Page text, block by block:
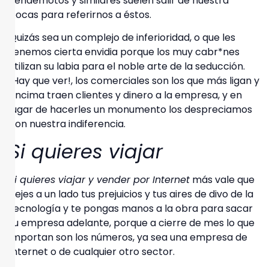
bocas para referirnos a éstos.
Quizás sea un complejo de inferioridad, o que les
tenemos cierta envidia porque los muy cabr*nes
utilizan su labia para el noble arte de la seducción.
¡Hay que ver!, los comerciales son los que más ligan y
encima traen clientes y dinero a la empresa, y en
lugar de hacerles un monumento los despreciamos
con nuestra indiferencia.
Si quieres viajar
Si quieres viajar y vender por Internet más vale que
dejes a un lado tus prejuicios y tus aires de divo de la
tecnología y te pongas manos a la obra para sacar
tu empresa adelante, porque a cierre de mes lo que
importan son los números, ya sea una empresa de
Internet o de cualquier otro sector.